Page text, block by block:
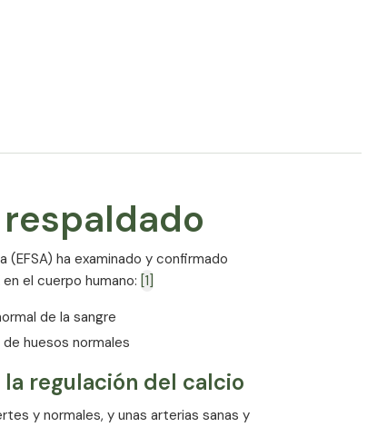
(EFSA) ha examinado y confirmado
el cuerpo humano: [1]
de la sangre
huesos normales
regulación del calcio
y normales, y unas arterias sanas y